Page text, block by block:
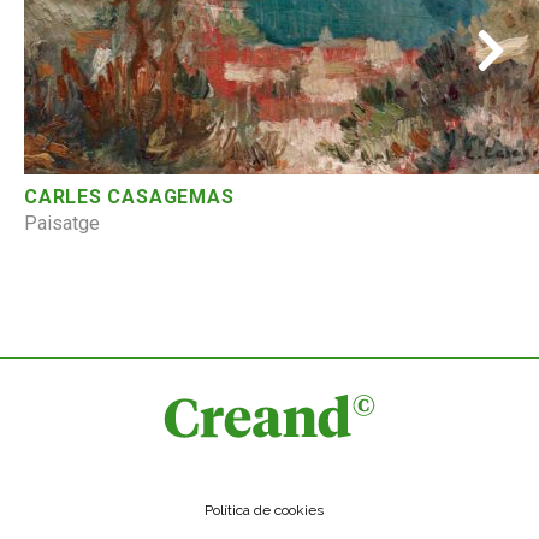
CARLES CASAGEMAS
Paisatge
Política de cookies